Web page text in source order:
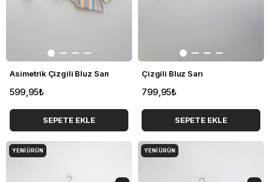
Asimetrik Çizgili Bluz Sarı
599,95₺
SEPETE EKLE
Çizgili Bluz Sarı
799,95₺
SEPETE EKLE
YENI ÜRÜN YENI ÜRÜN